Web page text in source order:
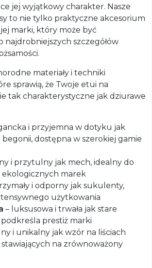
jej wyjątkowy charakter. Nasze
to nie tylko praktyczne akcesorium
marki, który może być
najdrobniejszych szczegółów
materiały i techniki
sprawią, że Twoje etui na
tak charakterystyczne jak dziurawe
i przyjemna w dotyku jak
begonii, dostępna w szerokiej gamie
i przytulny jak mech, idealny do
ekologicznych marek
i odporny jak sukulenty,
użytkowania
– luksusowa i trwała jak stare
prestiż marki
i unikalny jak wzór na liściach
na zrównoważony